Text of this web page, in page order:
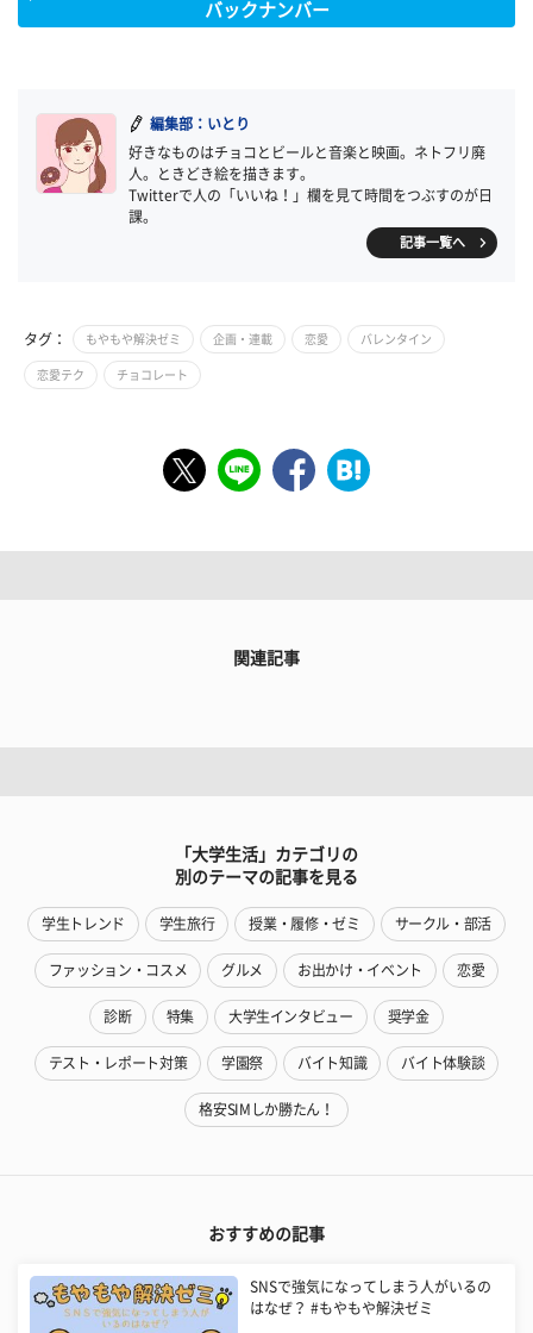
バックナンバー
編集部：いとり
好きなものはチョコとビールと音楽と映画。ネトフリ廃
人。ときどき絵を描きます。
Twitterで人の「いいね！」欄を見て時間をつぶすのが日
課。
記事一覧へ
タグ： もやもや解決ゼミ 企画・連載 恋愛 バレンタイン
恋愛テク チョコレート
関連記事
「大学生活」カテゴリの
別のテーマの記事を見る
学生トレンド 学生旅行 授業・履修・ゼミ サークル・部活
ファッション・コスメ グルメ お出かけ・イベント 恋愛
診断 特集 大学生インタビュー 奨学金
テスト・レポート対策 学園祭 バイト知識 バイト体験談
格安SIMしか勝たん！
おすすめの記事
SNSで強気になってしまう人がいるの
はなぜ？ #もやもや解決ゼミ